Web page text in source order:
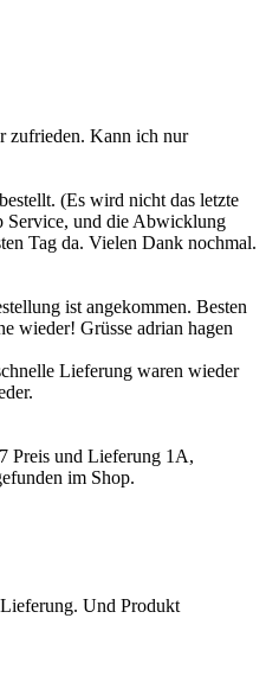
zufrieden. Kann ich nur
(Es wird nicht das letzte
Service, und die Abwicklung
Tag da. Vielen Dank nochmal.
ist angekommen. Besten
wieder! Grüsse adrian hagen
Lieferung waren wieder
Preis und Lieferung 1A,
im Shop.
Und Produkt